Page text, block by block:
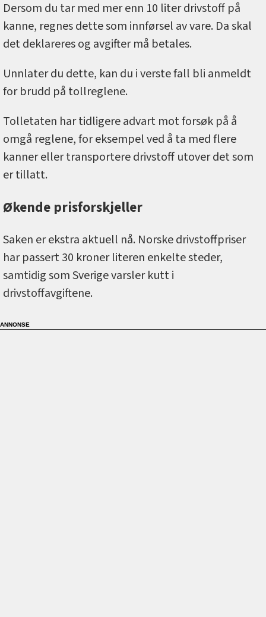
Dersom du tar med mer enn 10 liter drivstoff på
kanne, regnes dette som innførsel av vare. Da skal
det deklareres og avgifter må betales.
Unnlater du dette, kan du i verste fall bli anmeldt
for brudd på tollreglene.
Tolletaten har tidligere advart mot forsøk på å
omgå reglene, for eksempel ved å ta med flere
kanner eller transportere drivstoff utover det som
er tillatt.
Økende prisforskjeller
Saken er ekstra aktuell nå. Norske drivstoffpriser
har passert 30 kroner literen enkelte steder,
samtidig som Sverige varsler kutt i
drivstoffavgiftene.